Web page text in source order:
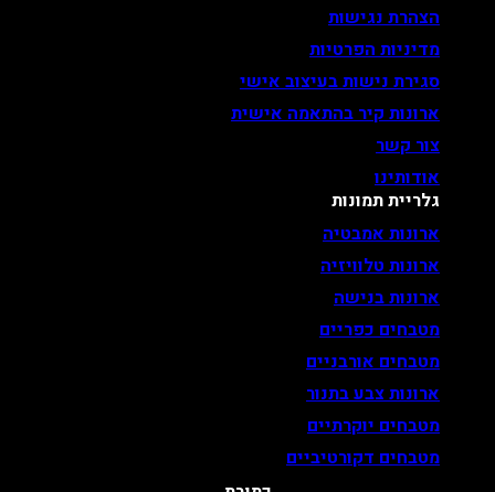
הצהרת נגישות
מדיניות הפרטיות
סגירת נישות בעיצוב אישי
ארונות קיר בהתאמה אישית
צור קשר
אודותינו
גלריית תמונות
ארונות אמבטיה
ארונות טלוויזיה
ארונות בנישה
מטבחים כפריים
מטבחים אורבניים
ארונות צבע בתנור
מטבחים יוקרתיים
מטבחים דקורטיביים